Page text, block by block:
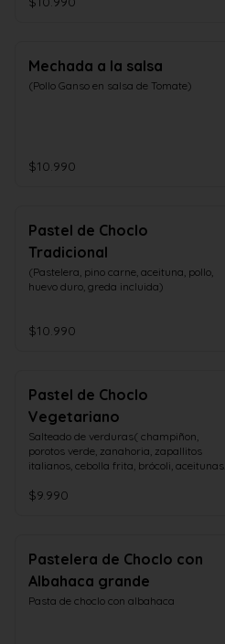
Mechada a la salsa
(Pollo Ganso en salsa de Tomate)
$10.990
Pastel de Choclo
Tradicional
(Pastelera, pino carne, aceituna, pollo,
huevo duro, greda incluida)
$10.990
Pastel de Choclo
Vegetariano
Salteado de verduras( champiñon,
porotos verde, zanahoria, zapallitos
italianos, cebolla frita, brócoli, aceitunas,
$9.990
Pastelera de Choclo con
Albahaca grande
Pasta de choclo con albahaca